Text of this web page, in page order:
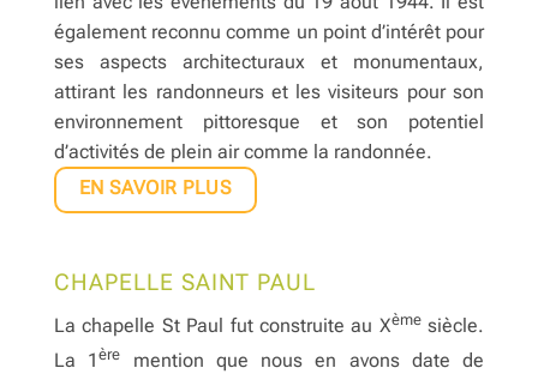
également reconnu comme un point d’intérêt pour
ses aspects architecturaux et monumentaux,
attirant les randonneurs et les visiteurs pour son
environnement pittoresque et son potentiel
d’activités de plein air comme la randonnée.
EN SAVOIR PLUS
CHAPELLE SAINT PAUL
La chapelle St Paul fut construite au Xèmesiècle.
La 1ère
mention que nous en avons date de